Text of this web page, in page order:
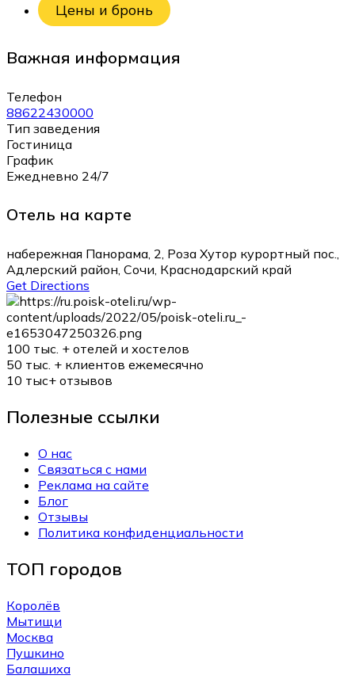
Цены и бронь
Важная информация
Телефон
88622430000
Тип заведения
Гостиница
График
Ежедневно 24/7
Отель на карте
набережная Панорама, 2, Роза Хутор курортный пос.,
Адлерский район, Сочи, Краснодарский край
Get Directions
100 тыс. + отелей и хостелов
50 тыс. + клиентов ежемесячно
10 тыс+ отзывов
Полезные ссылки
О нас
Связаться с нами
Реклама на сайте
Блог
Отзывы
Политика конфиденциальности
ТОП городов
Королёв
Мытищи
Москва
Пушкино
Балашиха